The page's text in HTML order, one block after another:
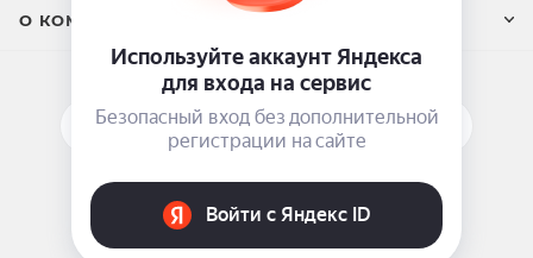
О КОМПАНИИ
ПОДПИСАТЬСЯ НА РАССЫЛКУ
ЗАДАТЬ ВОПРОС